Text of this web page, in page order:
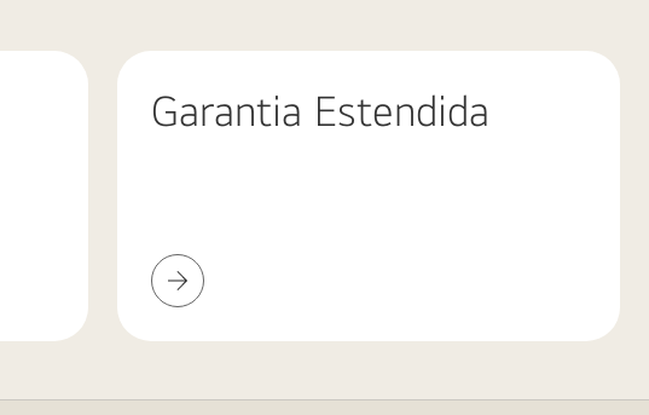
Garantia Estendida
Garantia
Estendida